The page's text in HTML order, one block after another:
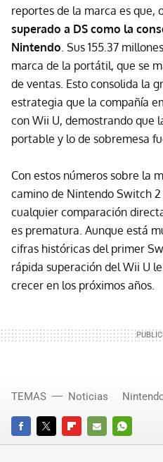
reportes de la marca es que,
superado a DS como la
Nintendo . Sus 155.37
marca de la portátil, que se
de ventas. Esto consolida la
estrategia que la compañía
con Wii U, demostrando que
portable y lo de sobremesa
Con estos números sobre la
camino de Nintendo Switch
cualquier comparación
es prematura. Aunque está
cifras históricas del primer
rápida superación del Wii U
crecer en los próximos años.
FACEBOOKTWITTERFLIPBOARD
E-
WHATSAPP
TEMAS Noticias